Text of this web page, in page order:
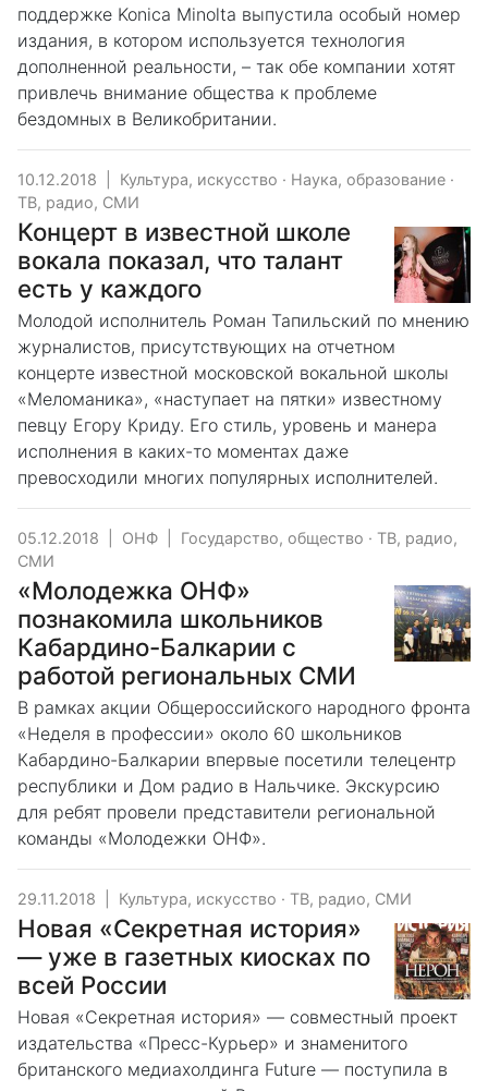
поддержке Konica Minolta выпустила особый номер
издания, в котором используется технология
дополненной реальности, – так обе компании хотят
привлечь внимание общества к проблеме
бездомных в Великобритании.
10.12.2018 Культура, искусство · Наука, образование ·
ТВ, радио, СМИ
Концерт в известной школе
вокала показал, что талант
есть у каждого
Молодой исполнитель Роман Тапильский по мнению
журналистов, присутствующих на отчетном
концерте известной московской вокальной школы
«Меломаника», «наступает на пятки» известному
певцу Егору Криду. Его стиль, уровень и манера
исполнения в каких-то моментах даже
превосходили многих популярных исполнителей.
05.12.2018 ОНФ Государство, общество · ТВ, радио,
СМИ
«Молодежка ОНФ»
познакомила школьников
Кабардино-Балкарии с
работой региональных СМИ
В рамках акции Общероссийского народного фронта
«Неделя в профессии» около 60 школьников
Кабардино-Балкарии впервые посетили телецентр
республики и Дом радио в Нальчике. Экскурсию
для ребят провели представители региональной
команды «Молодежки ОНФ».
29.11.2018 Культура, искусство · ТВ, радио, СМИ
Новая «Секретная история»
— уже в газетных киосках по
всей России
Новая «Секретная история» — совместный проект
издательства «Пресс-Курьер» и знаменитого
британского медиахолдинга Future — поступила в